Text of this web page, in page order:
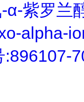
α-紫罗兰
alpha-
:896107-